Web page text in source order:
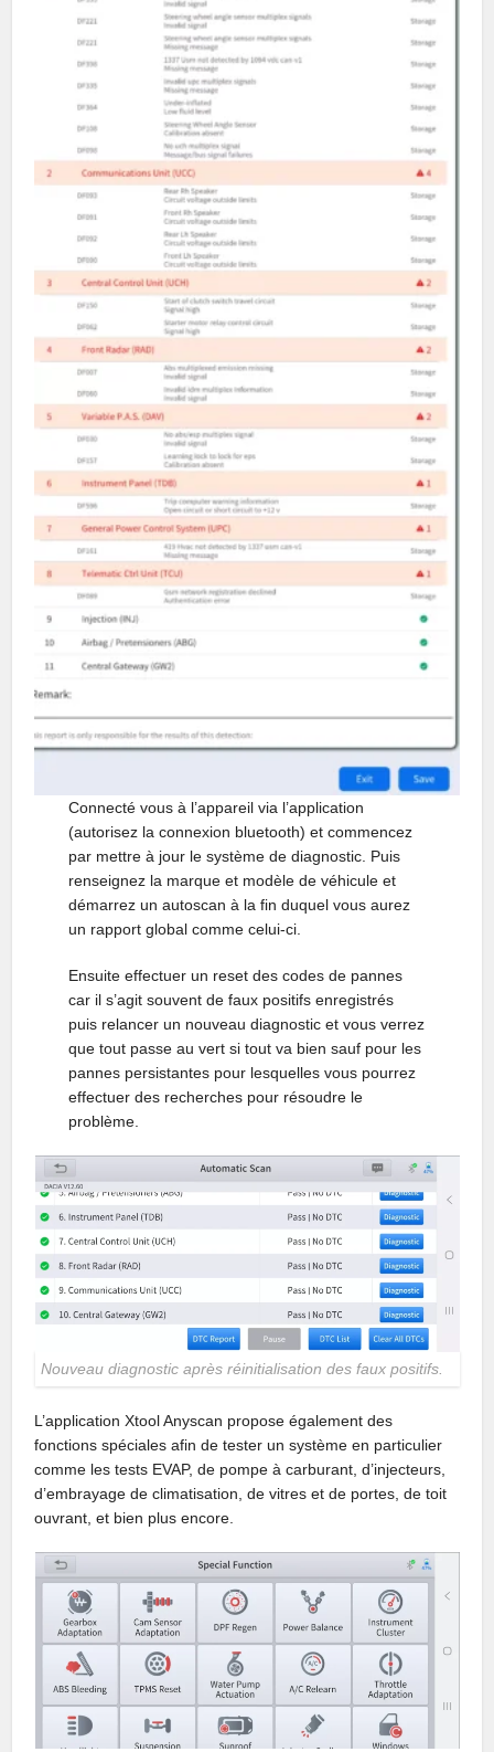
Connecté vous à l’appareil via l’application
(autorisez la connexion bluetooth) et commencez
par mettre à jour le système de diagnostic. Puis
renseignez la marque et modèle de véhicule et
démarrez un autoscan à la fin duquel vous aurez
un rapport global comme celui-ci.
Ensuite effectuer un reset des codes de pannes
car il s’agit souvent de faux positifs enregistrés
puis relancer un nouveau diagnostic et vous verrez
que tout passe au vert si tout va bien sauf pour les
pannes persistantes pour lesquelles vous pourrez
effectuer des recherches pour résoudre le
problème.
Nouveau diagnostic après réinitialisation des faux positifs.
L’application Xtool Anyscan propose également des
fonctions spéciales afin de tester un système en particulier
comme les tests EVAP, de pompe à carburant, d’injecteurs,
d’embrayage de climatisation, de vitres et de portes, de toit
ouvrant, et bien plus encore.